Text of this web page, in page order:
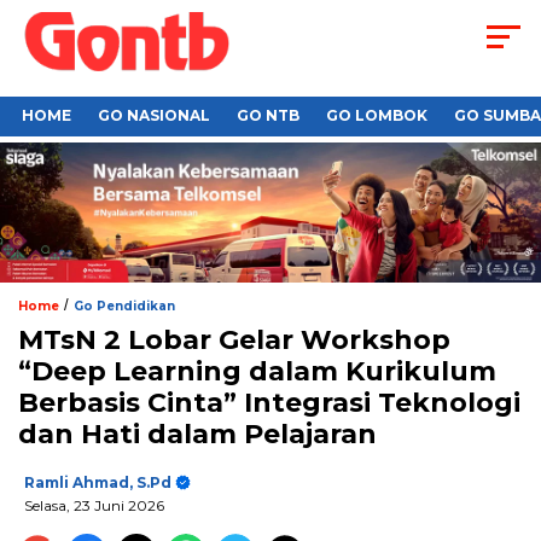
HOME GO NASIONAL GO NTB GO LOMBOK GO
Home / Go Pendidikan
MTsN 2 Lobar Gelar Workshop
“Deep Learning dalam Kurikulum
Berbasis Cinta” Integrasi Teknologi
dan Hati dalam Pelajaran
Ramli Ahmad, S.Pd
Selasa, 23 Juni 2026